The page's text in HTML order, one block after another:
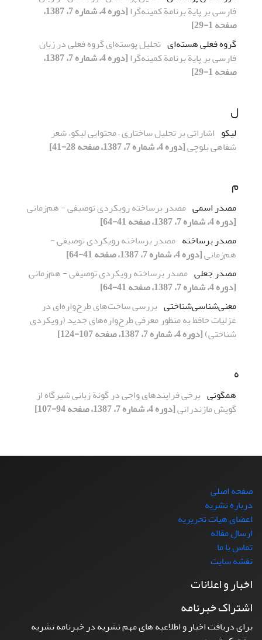
فارسی بر پایة برنامة کمینه‌گرا
[دوره 4، شماره 7، 1387،
صفحه 1-29]
گروه فعلی هسته‌ای تحلیل پوسته‌ای گروه فعلی در زبان
فارسی بر پایة برنامة کمینه‌گرا
[دوره 4، شماره 7، 1387،
صفحه 1-29]
ل
لیکو اشاراتی بر تحلیل ساختاری – محتوایی لیکو، شعر
شفاهی بلوچی[دوره 4، شماره 7، 1387، صفحه 28-41]
م
مصدر اسمی مصدر برساخته رویکردی توصیفی - هم‌زمانی
[دوره 4، شماره 7، 1387، صفحه 41-64]
مصدر برساخته مصدر برساخته رویکردی توصیفی -
هم‌زمانی[دوره 4، شماره 7، 1387، صفحه 41-64]
مصدر جعلی مصدر برساخته رویکردی توصیفی - هم‌زمانی
[دوره 4، شماره 7، 1387، صفحه 41-64]
معنی‌شناسی‌شناختی بررسی ساخت‌های طرح‌واره‌ای در
غزلیات حافظ به منظور معرفی طرح‌واره‌های جدید (رویکردی
شناختی)[دوره 4، شماره 7، 1387، صفحه 107-124]
ه
همگونی برخی فرایندهای واجی در گونة زبانی شیرگاه از
گویش مازندرانی[دوره 4، شماره 7، 1387، صفحه 94-107]
صفحه اصلی
درباره نشریه
اعضای هیات تحریریه
ارسال مقاله
تماس با ما
نقشه سایت
اخبار و اعلانات
اشتراک خبرنامه
برای دریافت اخبار و اطلاعیه های مهم نشریه در خبرنامه نشریه